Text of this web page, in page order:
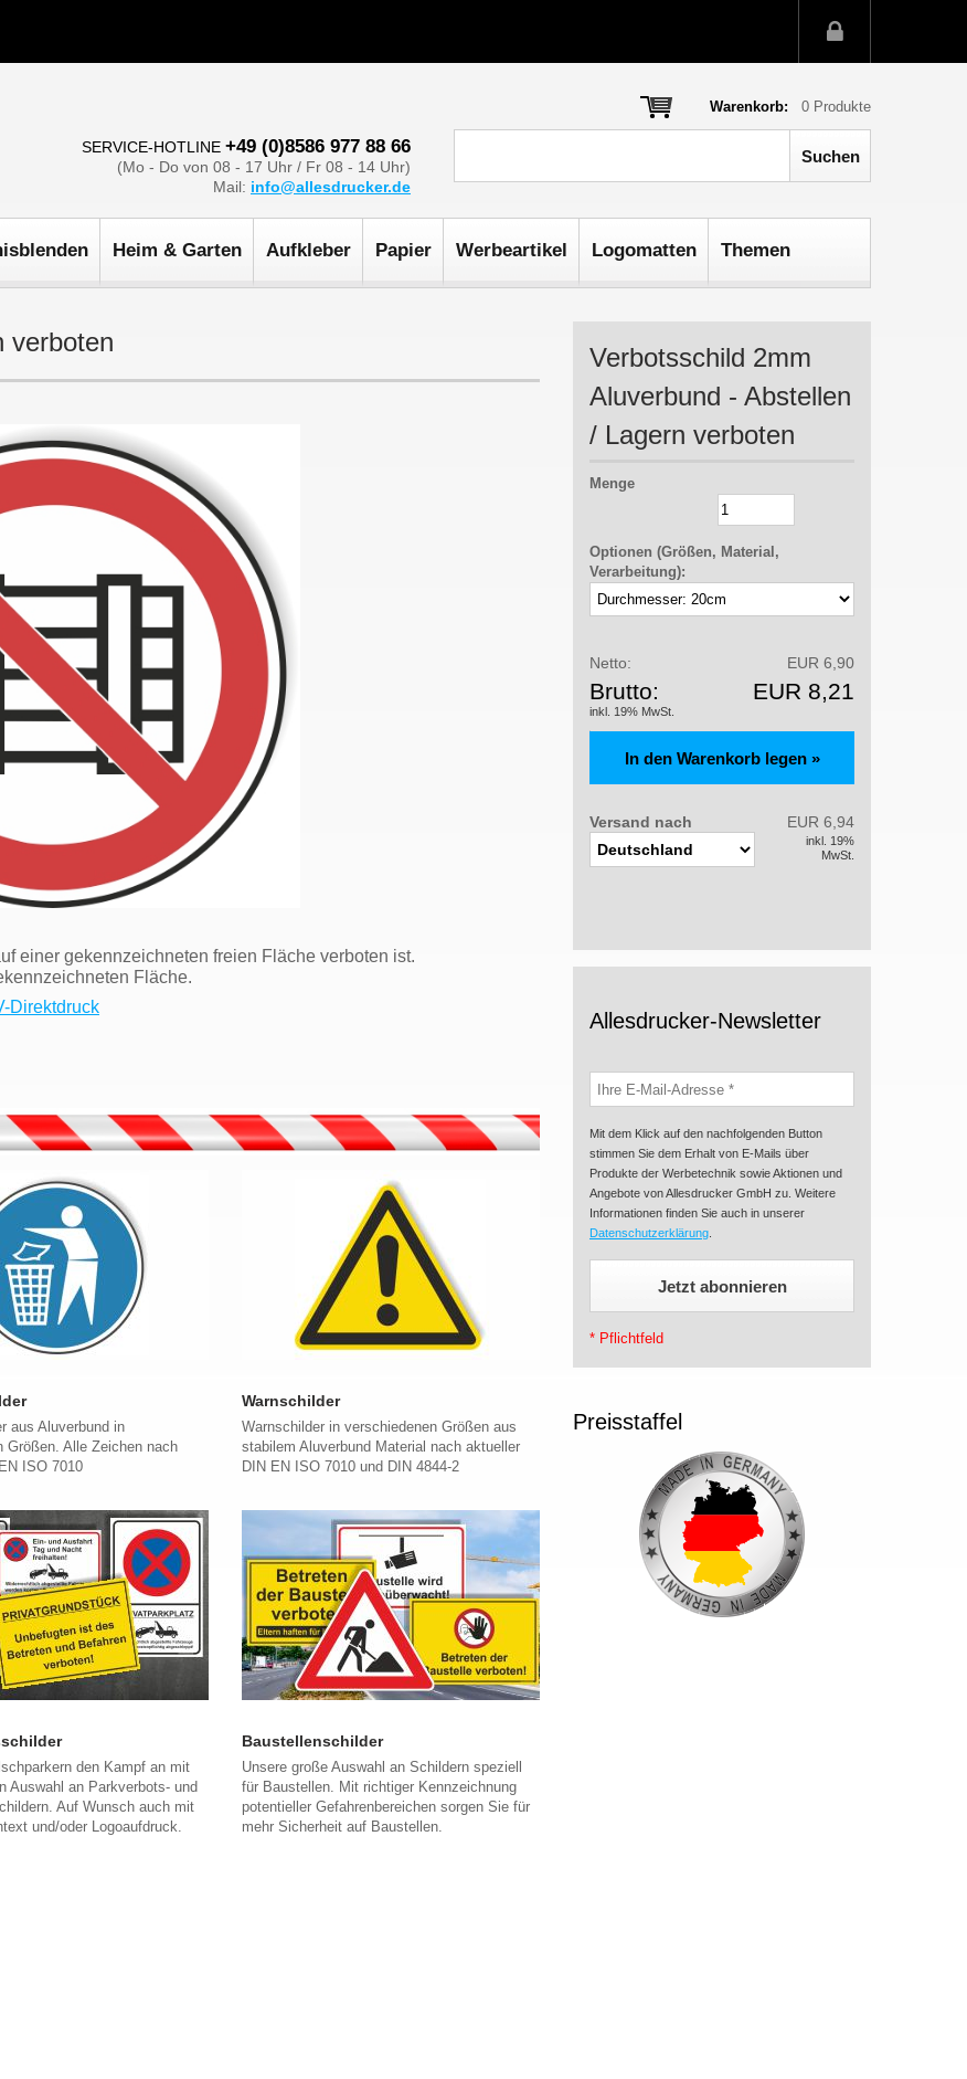
Warenkorb: 0 Produkte
SERVICE-HOTLINE +49 (0)8586 977 88 66
(Mo - Do von 08 - 17 Uhr / Fr 08 - 14 Uhr)
Mail: info@allesdrucker.de
Heim & Garten Aufkleber Papier Werbeartikel Logomatten Themen
verboten
einer gekennzeichneten freien Fläche verboten ist.
Fläche.
Direktdruck
aus Aluverbund in
Größen. Alle Zeichen nach
ISO 7010
Warnschilder
Warnschilder in verschiedenen Größen aus
stabilem Aluverbund Material nach aktueller
DIN EN ISO 7010 und DIN 4844-2
den Kampf an mit
Auswahl an Parkverbots- und
Auf Wunsch auch mit
und/oder Logoaufdruck.
Baustellenschilder
Unsere große Auswahl an Schildern speziell
für Baustellen. Mit richtiger Kennzeichnung
potentieller Gefahrenbereichen sorgen Sie für
mehr Sicherheit auf Baustellen.
Verbotsschild 2mm
Aluverbund - Abstellen
/ Lagern verboten
Menge
Optionen (Größen, Material,
Verarbeitung):
Netto: EUR 6,90
Brutto:
inkl. 19% MwSt.
EUR 8,21
Versand nach EUR 6,94
inkl. 19%
MwSt.
Allesdrucker-Newsletter
Mit dem Klick auf den nachfolgenden Button
stimmen Sie dem Erhalt von E-Mails über
Produkte der Werbetechnik sowie Aktionen und
Angebote von Allesdrucker GmbH zu. Weitere
Informationen finden Sie auch in unserer
Datenschutzerklärung
* Pflichtfeld
Preisstaffel